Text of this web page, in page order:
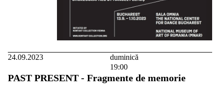
24.09.2023
duminică
19:00
PAST PRESENT - Fragmente de memorie